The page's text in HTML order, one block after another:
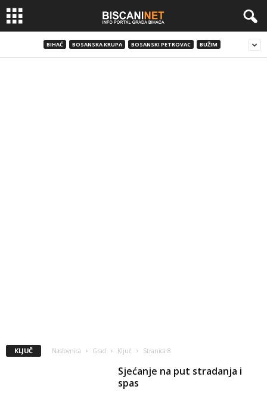
BIHAĆ BOSANSKA KRUPA BOSANSKI PETROVAC BUŽIM
KLJUČ Naslovnica Grad Ključ Stranica 8
Sjećanje na put stradanja i
spas